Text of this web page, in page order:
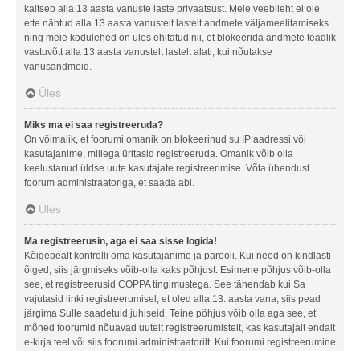
kaitseb alla 13 aasta vanuste laste privaatsust. Meie veebileht ei ole
ette nähtud alla 13 aasta vanustelt lastelt andmete väljameelitamiseks
ning meie kodulehed on üles ehitatud nii, et blokeerida andmete teadlik
vastuvõtt alla 13 aasta vanustelt lastelt alati, kui nõutakse
vanusandmeid.
Üles
Miks ma ei saa registreeruda?
On võimalik, et foorumi omanik on blokeerinud su IP aadressi või
kasutajanime, millega üritasid registreeruda. Omanik võib olla
keelustanud üldse uute kasutajate registreerimise. Võta ühendust
foorum administraatoriga, et saada abi.
Üles
Ma registreerusin, aga ei saa sisse logida!
Kõigepealt kontrolli oma kasutajanime ja parooli. Kui need on kindlasti
õiged, siis järgmiseks võib-olla kaks põhjust. Esimene põhjus võib-olla
see, et registreerusid COPPA tingimustega. See tähendab kui Sa
vajutasid linki registreerumisel, et oled alla 13. aasta vana, siis pead
järgima Sulle saadetuid juhiseid. Teine põhjus võib olla aga see, et
mõned foorumid nõuavad uutelt registreerumistelt, kas kasutajalt endalt
e-kirja teel või siis foorumi administraatorilt. Kui foorumi registreerumine